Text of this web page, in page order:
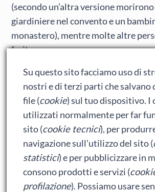
(secondo un’altra versione
giardiniere nel convento e un
monastero), mentre molte altre
ferite.
«Nonostante il lutto noi tutte
un’immensa gioia per l’intrepida
del tenente Warneford. Dopo la
di quel giovane venne affissa una
nostro convento e gli fu dedicata
Su questo sito facciamo uso di
nostri e di terzi parti che salvano
file (cookie) sul tuo dispositivo. I
utilizzati normalmente per far
sito (cookie tecnici), per
navigazione sull’utilizzo del sito (
statistici) e per pubblicizzare in
consono prodotti e servizi (
profilazione). Possiamo usare